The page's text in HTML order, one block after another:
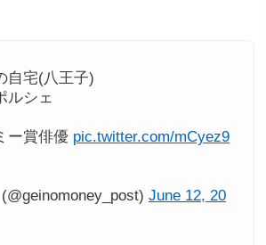
自宅(八王子)
ルシェ
ー賞俳優 pic.twitter.com/mCyez9
June 12, 20